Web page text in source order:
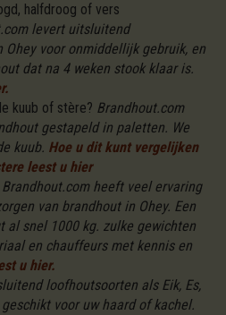
halfdroog of vers
levert uitsluitend
Ohey voor onmiddellijk gebruik, en
dat na 4 weken stook klaar is.
kuub of stère? Brandhout.com
gestapeld in paletten. We
kuub. Hoe u dit kunt vergelijken
leest u hier
Brandhout.com heeft veel ervaring
van brandhout in Ohey. Een
al snel 1000 kg. zulke gewichten
en chauffeurs met kennis en
u hier.
loofhoutsoorten als Eik, Es,
voor uw haard of kachel.